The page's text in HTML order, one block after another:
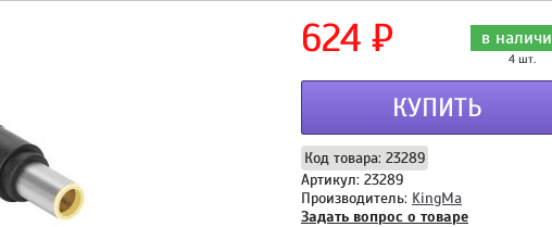
624 ₽ в
4 шт.
КУПИТЬ
Код товара: 23289
Артикул: 23289
Производитель: KingMa
Задать вопрос о товаре